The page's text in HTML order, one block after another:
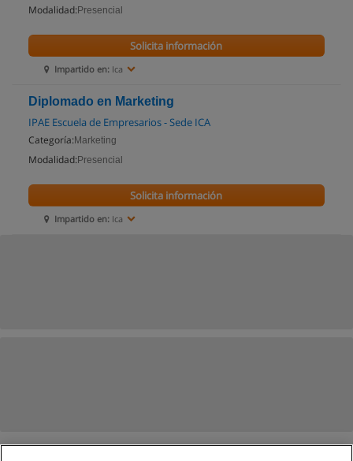
Modalidad: Presencial
Impartido en: Ica
Solicita información
Diplomado en Marketing
IPAE Escuela de Empresarios - Sede ICA
Categoría: Marketing
Modalidad: Presencial
Impartido en: Ica
Solicita información